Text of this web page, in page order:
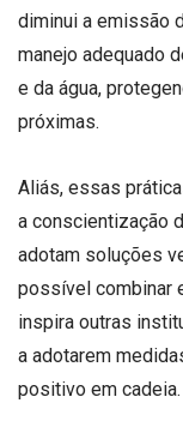
diminui a emissão
manejo adequado
e da água,
próximas.
Aliás, essas
a conscientização
adotam soluções
possível combinar
inspira outras
a adotarem
positivo em cadeia.